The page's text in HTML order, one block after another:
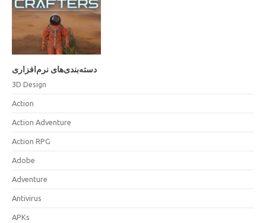
دسته‌بندی‌های نرم‌افزاری
3D Design
Action
Action Adventure
Action RPG
Adobe
Adventure
Antivirus
APKs